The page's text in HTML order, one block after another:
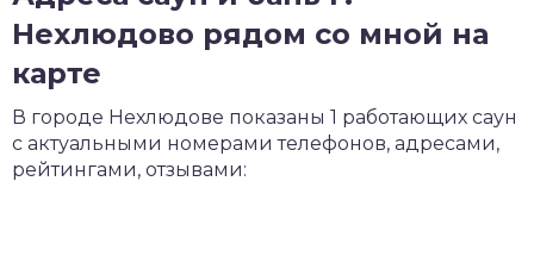
Нехлюдово рядом со мной на
карте
В городе Нехлюдове показаны 1 работающих саун
с актуальными номерами телефонов, адресами,
рейтингами, отзывами: